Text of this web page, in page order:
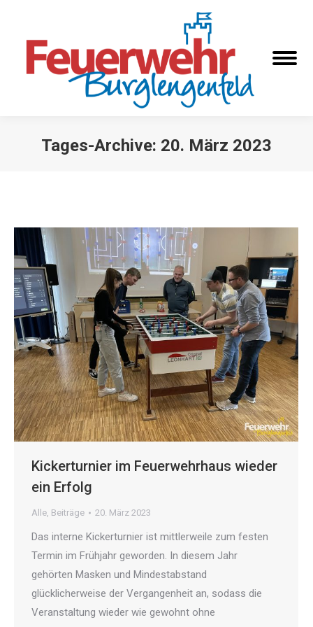
Tages-Archive: 20. März 2023
Kickerturnier im Feuerwehrhaus wieder
ein Erfolg
Alle, Beiträge 20. März 2023
Das interne Kickerturnier ist mittlerweile zum festen
Termin im Frühjahr geworden. In diesem Jahr
gehörten Masken und Mindestabstand
glücklicherweise der Vergangenheit an, sodass die
Veranstaltung wieder wie gewohnt ohne